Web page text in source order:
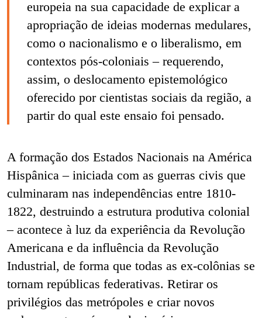
europeia na sua capacidade de explicar a
apropriação de ideias modernas medulares,
como o nacionalismo e o liberalismo, em
contextos pós-coloniais – requerendo,
assim, o deslocamento epistemológico
oferecido por cientistas sociais da região, a
partir do qual este ensaio foi pensado.
A formação dos Estados Nacionais na América
Hispânica – iniciada com as guerras civis que
culminaram nas independências entre 1810-
1822, destruindo a estrutura produtiva colonial
– acontece à luz da experiência da Revolução
Americana e da influência da Revolução
Industrial, de forma que todas as ex-colônias se
tornam repúblicas federativas. Retirar os
privilégios das metrópoles e criar novos